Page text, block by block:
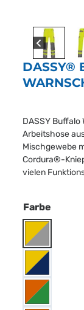
DASSY®
DASSY
Arbeitshose
Mischgewebe
Cordura®-
vielen
Farbe